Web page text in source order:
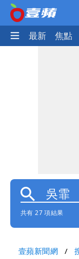
最新 焦點
共有 27 項結果
壹蘋新聞網